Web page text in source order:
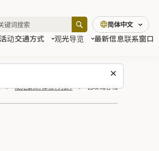
动交通方式 观光导览 最新信息联系窗口
简体中文
观光景点/体验（列表） 白玫瑰客栈